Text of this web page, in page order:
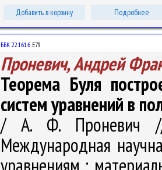
Добавить в корзину Подробнее
ББК 22.161.6 Е79
Проневич, Андрей
Теорема Буля
систем уравнений в
/ А. Ф. Проневич //
Международная